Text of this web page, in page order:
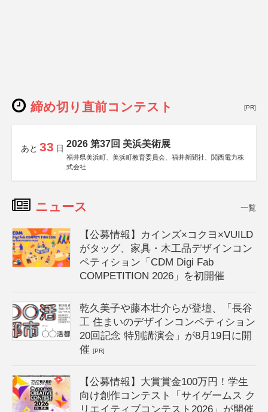
締め切り直前コンテスト [PR]
あと 33 日 2026 第37回 美浜美術展
福井県美浜町、美浜町教育委員会、福井新聞社、関西電力株
式会社
ニュース 一覧
【公募情報】カインズ×コクヨ×VUILD
がタッグ、家具・木工品デザインコン
ペティション「CDM Digi Fab
COMPETITION 2026」を初開催
乾久美子や藤本壮介らが登壇、「長谷
工 住まいのデザインコンペティション
20回記念 特別講演会」が8月19日に開
催[PR]
【公募情報】大賞賞金100万円！学生
向け創作コンテスト「サイゲームス ク
リエイティブコンテスト2026」が開催